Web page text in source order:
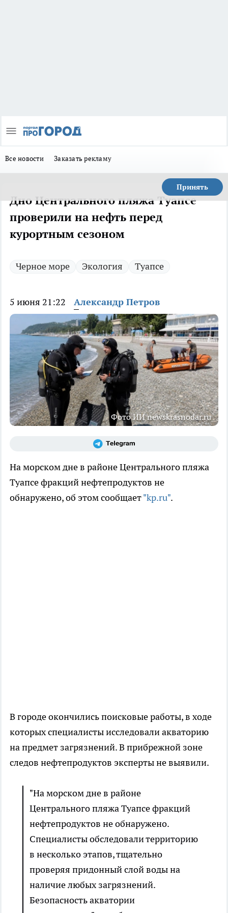
Все новости Заказать рекламу
Принять
Дно Центрального пляжа Туапсе
проверили на нефть перед
курортным сезоном
Черное море Экология Туапсе
5 июня 21:22 Александр Петров
Фото ИИ newskrasnodar.ru
На морском дне в районе Центрального пляжа
Туапсе фракций нефтепродуктов не
обнаружено, об этом сообщает"kp.ru".
В городе окончились поисковые работы, в ходе
которых специалисты исследовали акваторию
на предмет загрязнений. В прибрежной зоне
следов нефтепродуктов эксперты не выявили.
"На морском дне в районе
Центрального пляжа Туапсе фракций
нефтепродуктов не обнаружено.
Специалисты обследовали территорию
в несколько этапов, тщательно
проверяя придонный слой воды на
наличие любых загрязнений.
Безопасность акватории